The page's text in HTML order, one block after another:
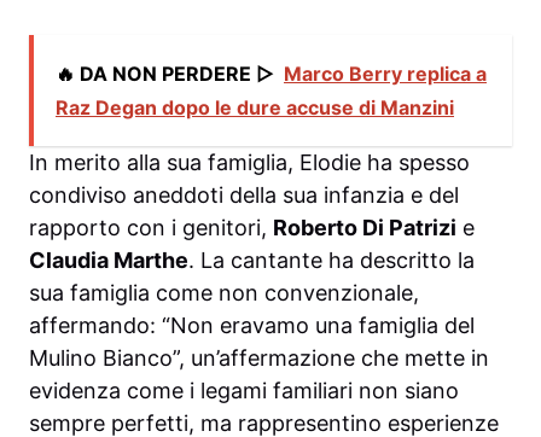
🔥 DA NON PERDERE ▷ Marco Berry replica a
Raz Degan dopo le dure accuse di Manzini
In merito alla sua famiglia, Elodie ha spesso
condiviso aneddoti della sua infanzia e del
rapporto con i genitori, Roberto Di Patrizi e
Claudia Marthe. La cantante ha descritto la
sua famiglia come non convenzionale,
affermando: “Non eravamo una famiglia del
Mulino Bianco”, un’affermazione che mette in
evidenza come i legami familiari non siano
sempre perfetti, ma rappresentino esperienze